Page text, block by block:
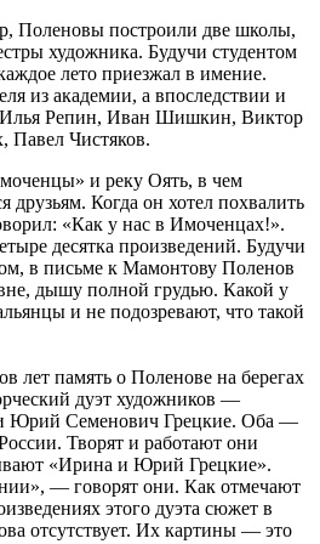
Поленовы построили две школы,
художника. Будучи студентом
лето приезжал в имение.
из академии, а впоследствии и
Илья Репин, Иван Шишкин, Виктор
Павел Чистяков.
и реку Оять, в чем
друзьям. Когда он хотел похвалить
«Как у нас в Имоченцах!».
десятка произведений. Будучи
в письме к Мамонтову Поленов
дышу полной грудью. Какой у
и не подозревают, что такой
лет память о Поленове на берегах
дуэт художников —
Юрий Семенович Грецкие. Оба —
Творят и работают они
«Ирина и Юрий Грецкие».
— говорят они. Как отмечают
этого дуэта сюжет в
отсутствует. Их картины — это